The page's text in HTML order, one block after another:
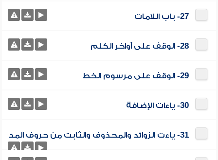
27- باب اللامات
28- الوقف على آواخر الكلم
29- الوقف على مرسوم الخط
30- ياءات الإضافة
31- ياءت الزوائد والمحذوف والثابت من حروف المد